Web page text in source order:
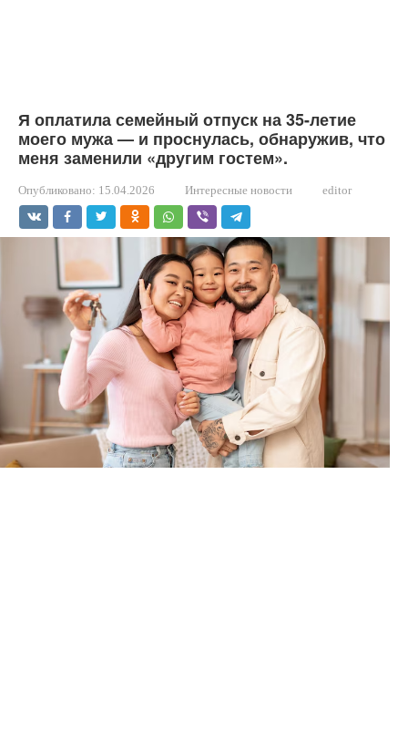
Я оплатила семейный отпуск на 35-летие
моего мужа — и проснулась, обнаружив, что
меня заменили «другим гостем».
Опубликовано: 15.04.2026 Интересные новости editor